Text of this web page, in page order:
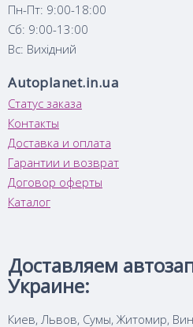
Пн-Пт: 9:00-18:00
Сб: 9:00-13:00
Вс: Вихідний
Autoplanet.in.ua
Статус заказа
Контакты
Доставка и оплата
Гарантии и возврат
Договор оферты
Каталог
Доставляем
Украине:
Киев, Львов, Сумы, Житомир,